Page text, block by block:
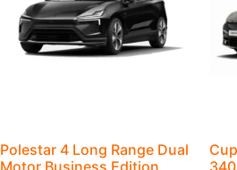
Polestar 4 Long Range Dual